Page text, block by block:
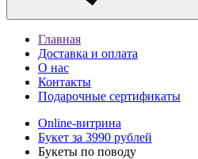
Главная
Доставка и оплата
О нас
Контакты
Подарочные сертификаты
Online-витрина
Букет за 3990 рублей
Букеты по поводу